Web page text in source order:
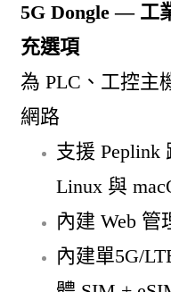
5G Dongle — 工
充選項
為 PLC、工控主
網路
支援 Peplink
Linux 與
內建 Web
內建單5G/